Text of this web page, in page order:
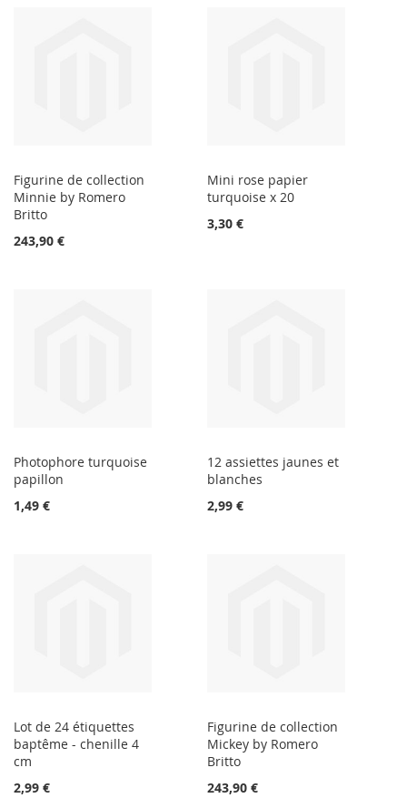
Figurine de collection
Minnie by Romero
Britto
243,90 €
Mini rose papier
turquoise x 20
3,30 €
Photophore turquoise
papillon
1,49 €
12 assiettes jaunes et
blanches
2,99 €
Lot de 24 étiquettes
baptême - chenille 4
cm
2,99 €
Figurine de collection
Mickey by Romero
Britto
243,90 €